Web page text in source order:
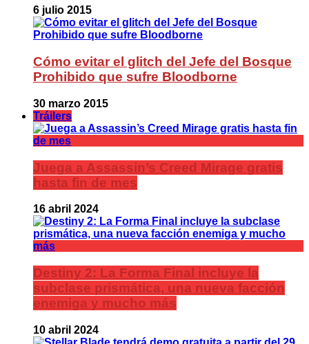
6 julio 2015
Cómo evitar el glitch del Jefe del Bosque
Prohibido que sufre Bloodborne
30 marzo 2015
Tráilers
Juega a Assassin’s Creed Mirage gratis
hasta fin de mes
16 abril 2024
Destiny 2: La Forma Final incluye la
subclase prismática, una nueva facción
enemiga y mucho más
10 abril 2024